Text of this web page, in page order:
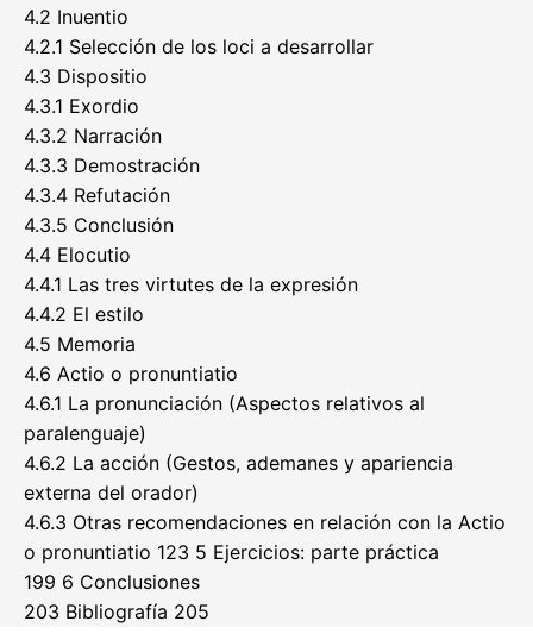
4.2 Inuentio
4.2.1 Selección de los loci a desarrollar
4.3 Dispositio
4.3.1 Exordio
4.3.2 Narración
4.3.3 Demostración
4.3.4 Refutación
4.3.5 Conclusión
4.4 Elocutio
4.4.1 Las tres virtutes de la expresión
4.4.2 El estilo
4.5 Memoria
4.6 Actio o pronuntiatio
4.6.1 La pronunciación (Aspectos relativos al
paralenguaje)
4.6.2 La acción (Gestos, ademanes y apariencia
externa del orador)
4.6.3 Otras recomendaciones en relación con la Actio
o pronuntiatio 123 5 Ejercicios: parte práctica
199 6 Conclusiones
203 Bibliografía 205